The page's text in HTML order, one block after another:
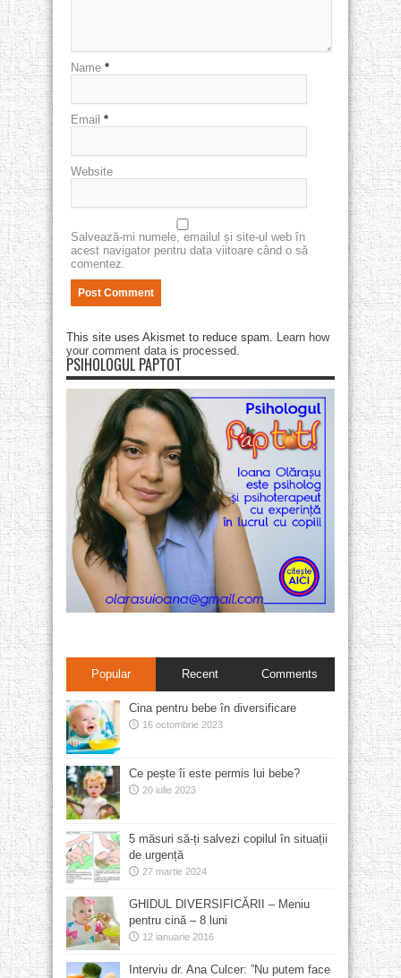
Name *
Email *
Website
Salvează-mi numele, emailul și site-ul web în
acest navigator pentru data viitoare când o să
comentez.
This site uses Akismet to reduce spam. Learn how
your comment data is processed.
PSIHOLOGUL PAPTOT
Popular Recent Comments
Cina pentru bebe în diversificare
16 octombrie 2023
Ce pește îi este permis lui bebe?
20 iulie 2023
5 măsuri să-ți salvezi copilul în situații
de urgență
27 martie 2024
GHIDUL DIVERSIFICĂRII – Meniu
pentru cină – 8 luni
12 ianuarie 2016
Interviu dr. Ana Culcer: ”Nu putem face